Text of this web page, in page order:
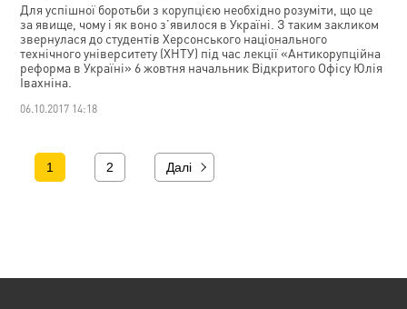
Для успішної боротьби з корупцією необхідно розуміти, що це
за явище, чому і як воно з’явилося в Україні. З таким закликом
звернулася до студентів Херсонського національного
технічного університету (ХНТУ) під час лекції «Антикорупційна
реформа в Україні» 6 жовтня начальник Відкритого Офісу Юлія
Івахніна.
06.10.2017 14:18
1 2 Далі